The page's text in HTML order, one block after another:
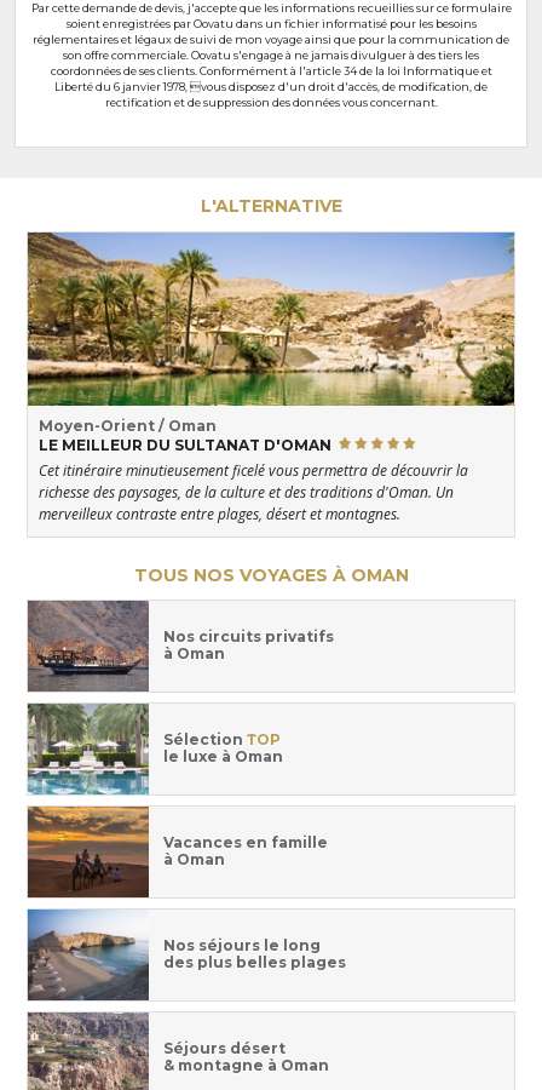
Par cette demande de devis, j'accepte que les informations recueillies sur ce formulaire
soient enregistrées par Oovatu dans un fichier informatisé pour les besoins
réglementaires et légaux de suivi de mon voyage ainsi que pour la communication de
son offre commerciale. Oovatu s'engage à ne jamais divulguer à des tiers les
coordonnées de ses clients. Conformément à l'article 34 de la loi Informatique et
Liberté du 6 janvier 1978, vous disposez d'un droit d'accès, de modification, de
rectification et de suppression des données vous concernant.
L'ALTERNATIVE
Moyen-Orient / Oman
LE MEILLEUR DU SULTANAT D'OMAN
Cet itinéraire minutieusement ficelé vous permettra de découvrir la
richesse des paysages, de la culture et des traditions d'Oman. Un
merveilleux contraste entre plages, désert et montagnes.
TOUS NOS VOYAGES À OMAN
Nos circuits privatifs
à Oman
Sélection TOP
le luxe à Oman
Vacances en famille
à Oman
Nos séjours le long
des plus belles plages
Séjours désert
& montagne à Oman